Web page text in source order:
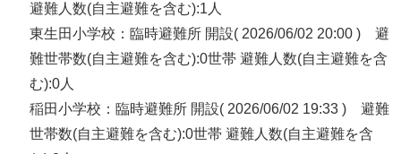
避難人数(自主避難を含む):1人
東生田小学校：臨時避難所 開設( 2026/06/02 20:00 ) 避
難世帯数(自主避難を含む):0世帯 避難人数(自主避難を含
む):0人
稲田小学校：臨時避難所 開設( 2026/06/02 19:33 ) 避難
世帯数(自主避難を含む):0世帯 避難人数(自主避難を含